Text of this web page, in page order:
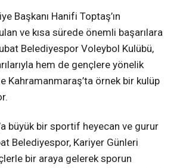
Instagram
Youtube
Başkanı Hanifi Toptaş’ın
ve kısa sürede önemli başarılara
Belediyespor Voleybol Kulübü,
hem de gençlere yönelik
Kahramanmaraş’ta örnek bir kulüp
büyük bir sportif heyecan ve gurur
Belediyespor, Kariyer Günleri
bir araya gelerek sporun